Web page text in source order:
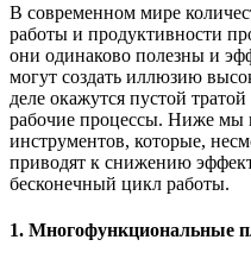
В современном мире
работы и продуктивности
они одинаково полезны и
могут создать иллюзию
деле окажутся пустой
рабочие процессы. Ниже мы
инструментов, которые,
приводят к снижению
бесконечный цикл работы.
1. Многофункциональные